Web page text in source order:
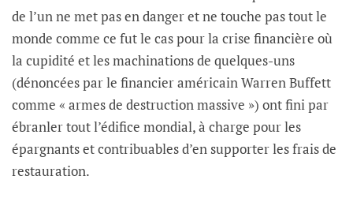
de l’un ne met pas en danger et ne touche pas tout le
monde comme ce fut le cas pour la crise financière où
la cupidité et les machinations de quelques-uns
(dénoncées par le financier américain Warren Buffett
comme « armes de destruction massive ») ont fini par
ébranler tout l’édifice mondial, à charge pour les
épargnants et contribuables d’en supporter les frais de
restauration.